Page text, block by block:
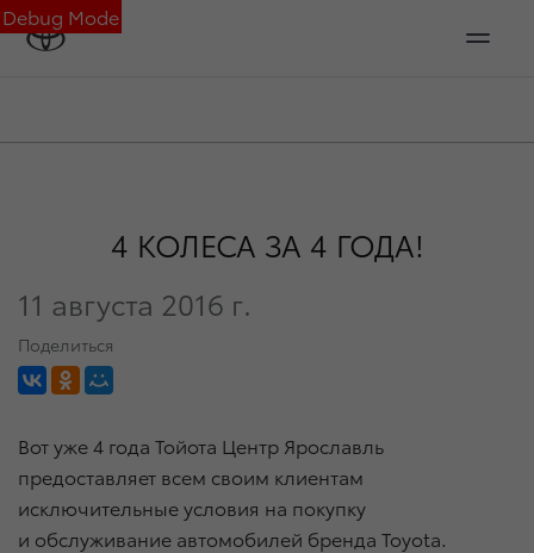
Debug Mode
4 КОЛЕСА ЗА 4 ГОДА!
11 августа 2016 г.
Поделиться
Вот уже 4 года Тойота Центр Ярославль
предоставляет всем своим клиентам
исключительные условия на покупку
и обслуживание автомобилей бренда Toyota.